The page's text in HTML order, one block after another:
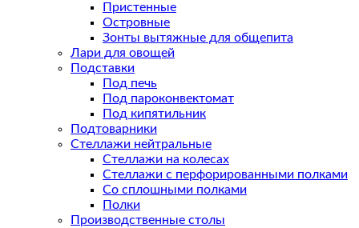
Пристенные
Островные
Зонты вытяжные для общепита
Лари для овощей
Подставки
Под печь
Под пароконвектомат
Под кипятильник
Подтоварники
Стеллажи нейтральные
Стеллажи на колесах
Стеллажи с перфорированными полками
Со сплошными полками
Полки
Производственные столы